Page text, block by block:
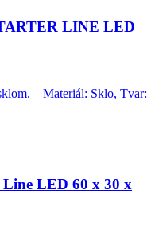
LINE LED
– Materiál: Sklo, Tvar:
LED 60 x 30 x